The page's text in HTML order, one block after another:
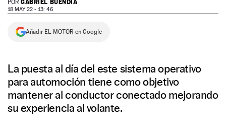
NEWSLETTER
POR GABRIEL BUENDÍA
18 MAY 22 - 13: 46
Añadir EL MOTOR en Google
La puesta al día del este sistema operativo
para automoción tiene como objetivo
mantener al conductor conectado mejorando
su experiencia al volante.